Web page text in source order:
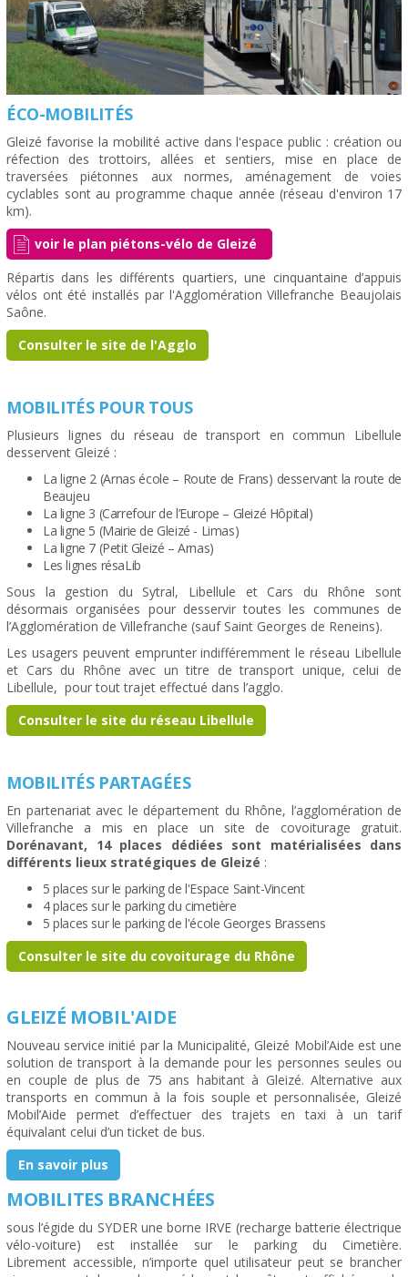
ÉCO-MOBILITÉS
Gleizé favorise la mobilité active dans l'espace public : création ou
réfection des trottoirs, allées et sentiers, mise en place de
traversées piétonnes aux normes, aménagement de voies
cyclables sont au programme chaque année (réseau d'environ 17
km).
voir le plan piétons-vélo de Gleizé
Répartis dans les différents quartiers, une cinquantaine d’appuis
vélos ont été installés par l'Agglomération Villefranche Beaujolais
Saône.
Consulter le site de l'Agglo
MOBILITÉS POUR TOUS
Plusieurs lignes du réseau de transport en commun Libellule
desservent Gleizé :
La ligne 2 (Arnas école – Route de Frans) desservant la route de
Beaujeu
La ligne 3 (Carrefour de l’Europe – Gleizé Hôpital)
La ligne 5 (Mairie de Gleizé - Limas)
La ligne 7 (Petit Gleizé – Arnas)
Les lignes résaLib
Sous la gestion du Sytral, Libellule et Cars du Rhône sont
désormais organisées pour desservir toutes les communes de
l’Agglomération de Villefranche (sauf Saint Georges de Reneins).
Les usagers peuvent emprunter indifféremment le réseau Libellule
et Cars du Rhône avec un titre de transport unique, celui de
Libellule, pour tout trajet effectué dans l’agglo.
Consulter le site du réseau Libellule
MOBILITÉS PARTAGÉES
En partenariat avec le département du Rhône, l’agglomération de
Villefranche a mis en place un site de covoiturage gratuit.
Dorénavant, 14 places dédiées sont matérialisées dans
différents lieux stratégiques de Gleizé :
5 places sur le parking de l'Espace Saint-Vincent
4 places sur le parking du cimetière
5 places sur le parking de l'école Georges Brassens
Consulter le site du covoiturage du Rhône
GLEIZÉ MOBIL'AIDE
Nouveau service initié par la Municipalité, Gleizé Mobil’Aide est une
solution de transport à la demande pour les personnes seules ou
en couple de plus de 75 ans habitant à Gleizé. Alternative aux
transports en commun à la fois souple et personnalisée, Gleizé
Mobil’Aide permet d’effectuer des trajets en taxi à un tarif
équivalant celui d’un ticket de bus.
En savoir plus
MOBILITES BRANCHÉES
sous l’égide du SYDER une borne IRVE (recharge batterie électrique
vélo-voiture) est installée sur le parking du Cimetière.
Librement accessible, n’importe quel utilisateur peut se brancher